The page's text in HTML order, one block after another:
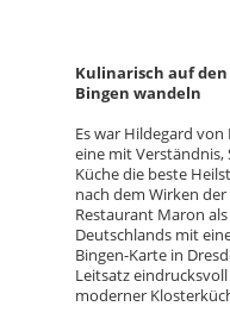
Kulinarisch auf
Bingen wandeln
Es war Hildegard
eine mit
Küche die beste
nach dem Wirken
Restaurant Maron
Deutschlands mit
Bingen-Karte in
Leitsatz
moderner